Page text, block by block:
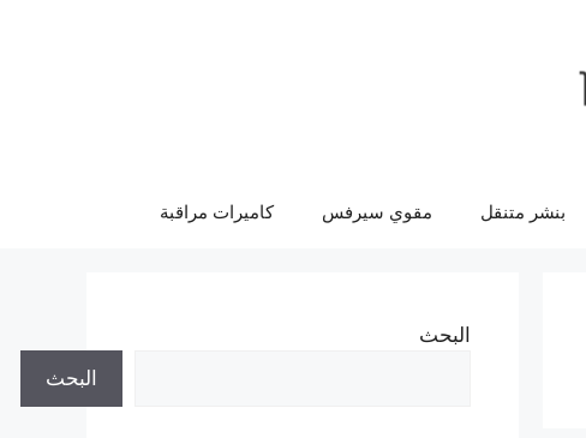
بنشر متنقل مقوي سيرفس كاميرات مراقبة
البحث
البحث